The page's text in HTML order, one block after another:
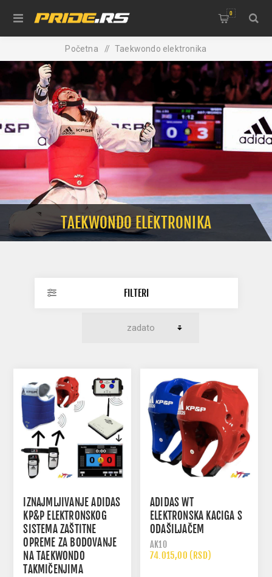
0
Početna / Taekwondo elektronika
TAEKWONDO ELEKTRONIKA
FILTERI
IZNAJMLJIVANJE ADIDAS
KP&P ELEKTRONSKOG
SISTEMA ZAŠTITNE
OPREME ZA BODOVANJE
NA TAEKWONDO
TAKMIČENJIMA
ADIDAS WT
ELEKTRONSKA KACIGA S
ODAŠILJAČEM
AK10
74.015,00 (RSD)